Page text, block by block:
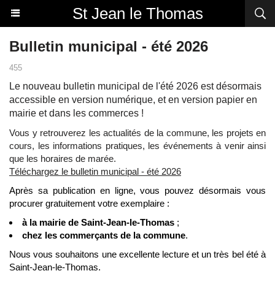
St Jean le Thomas
Bulletin municipal - été 2026
455
Le nouveau bulletin municipal de l'été 2026 est désormais
accessible en version numérique, et en version papier en
mairie et dans les commerces !
Vous y retrouverez les actualités de la commune, les projets en
cours, les informations pratiques, les événements à venir ainsi
que les horaires de marée.
Téléchargez le bulletin municipal - été 2026
Après sa publication en ligne, vous pouvez désormais vous
procurer gratuitement votre exemplaire :
à la mairie de Saint-Jean-le-Thomas ;
chez les commerçants de la commune.
Nous vous souhaitons une excellente lecture et un très bel été à
Saint-Jean-le-Thomas.